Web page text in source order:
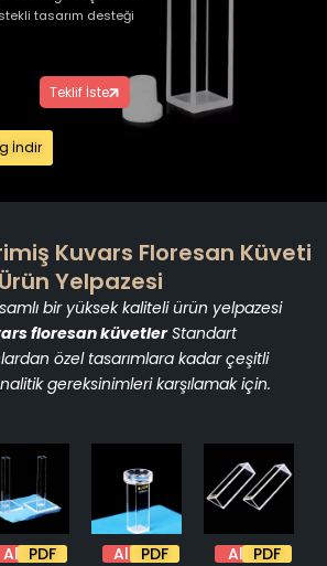
tasarım desteği
Teklif İste
İndir
Kuvars Floresan Küveti
Ürün Yelpazesi
bir yüksek kaliteli ürün yelpazesi
floresan küvetlerStandart
özel tasarımlara kadar çeşitli
gereksinimleri karşılamak için.
AlıntıPDF AlıntıPDF AlıntıPDF